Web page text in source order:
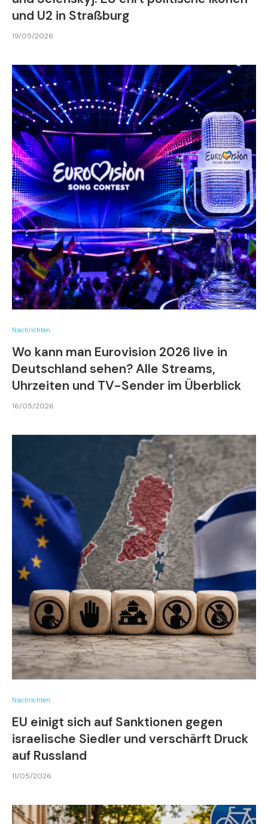
und U2 in Straßburg
19/05/2026
Nachrichten
Wo kann man Eurovision 2026 live in
Deutschland sehen? Alle Streams,
Uhrzeiten und TV-Sender im Überblick
16/05/2026
Nachrichten
EU einigt sich auf Sanktionen gegen
israelische Siedler und verschärft Druck
auf Russland
11/05/2026